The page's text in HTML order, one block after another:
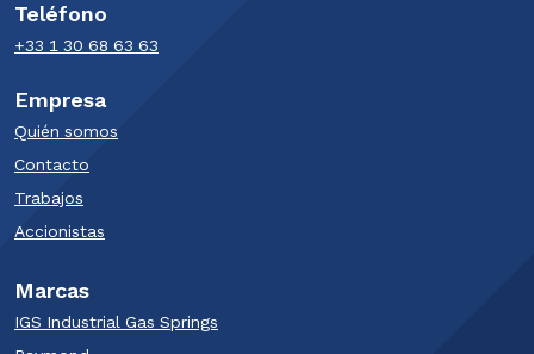
Teléfono
+33 1 30 68 63 63​
Empresa
Quién somos
Contacto
Trabajos
Accionistas
Marcas
IGS Industrial Gas Springs